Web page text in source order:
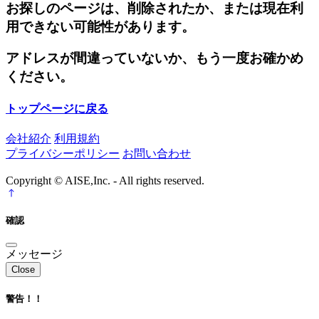
お探しのページは、削除されたか、または現在利
用できない可能性があります。
アドレスが間違っていないか、もう一度お確かめ
ください。
トップページに戻る
会社紹介 利用規約
プライバシーポリシー お問い合わせ
Copyright © AISE,Inc. - All rights reserved.
確認
メッセージ
Close
警告！！